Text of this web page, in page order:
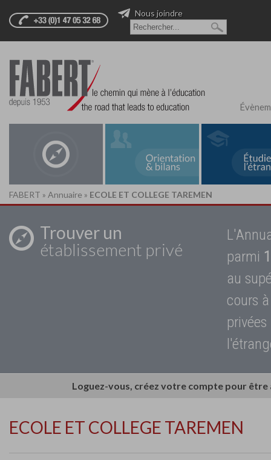
Nous joindre
FABERT » Annuaire » ECOLE ET COLLEGE TAREMEN
Trouver un
établissement privé
parmi
au
cours
Loguez-vous, créez votre compte pour
ECOLE ET COLLEGE TAREMEN